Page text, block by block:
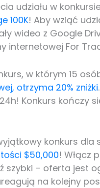
udziału w
100K! Aby wziąć
wideo z Google
internetowej For
w którym 15
otrzyma 20% zniżki
Konkurs kończy
konkurs
$50,000! Włącz
szybki – oferta jest
na kolejny